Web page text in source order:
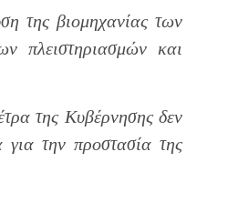
της βιομηχανίας των
πλειστηριασμών και
της Κυβέρνησης δεν
για την προστασία της